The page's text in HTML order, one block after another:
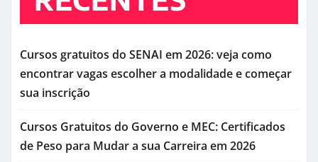
Cursos gratuitos do SENAI em 2026: veja como
encontrar vagas escolher a modalidade e começar
sua inscrição
Cursos Gratuitos do Governo e MEC: Certificados
de Peso para Mudar a sua Carreira em 2026